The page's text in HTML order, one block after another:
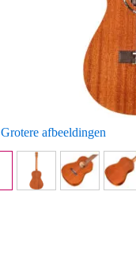
Grotere afbeeldingen